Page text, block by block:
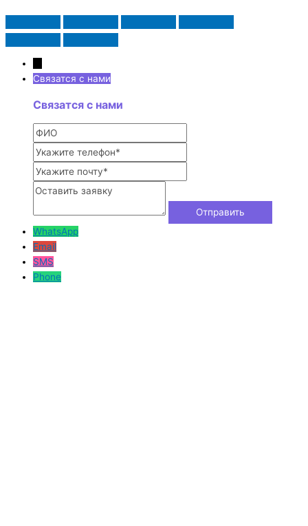
Связатся с нами
Связатся с нами
WhatsApp
Email
SMS
Phone